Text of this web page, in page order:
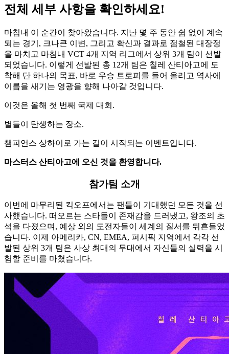
전체 세부 사항을 확인하세요!
마침내 이 순간이 찾아왔습니다. 지난 몇 주 동안 쉼 없이 계속
되는 경기, 크나큰 이변, 그리고 확신과 결과로 점철된 대장정
을 마치고 마침내 VCT 4개 지역 리그에서 상위 3개 팀이 선발
되었습니다. 이렇게 선발된 총 12개 팀은 칠레 산티아고에 도
착해 단 하나의 목표, 바로 우승 트로피를 들어 올리고 역사에
이름을 새기는 영광을 향해 나아갈 것입니다.
이것은 올해 첫 번째 국제 대회.
별들이 탄생하는 장소.
챔피언스 상하이로 가는 길이 시작되는 이벤트입니다.
마스터스 산티아고에 오신 것을 환영합니다.
참가팀 소개
이번에 마무리된 킥오프에서는 팬들이 기대했던 모든 것을 선
사했습니다. 떠오르는 스타들이 존재감을 드러냈고, 왕조의 초
석을 다졌으며, 예상 외의 도전자들이 세계의 질서를 뒤흔들었
습니다. 이제 아메리카, CN, EMEA, 퍼시픽 지역에서 각각 선
발된 상위 3개 팀은 사상 최대의 무대에서 자신들의 실력을 시
험할 준비를 마쳤습니다.